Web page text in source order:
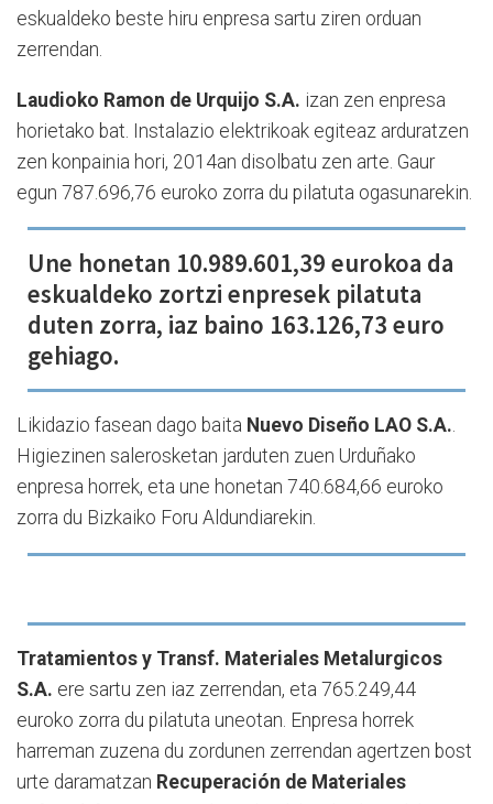
eskualdeko beste hiru enpresa sartu ziren orduan
zerrendan.
Laudioko Ramon de Urquijo S.A. izan zen enpresa
horietako bat. Instalazio elektrikoak egiteaz arduratzen
zen konpainia hori, 2014an disolbatu zen arte. Gaur
egun 787.696,76 euroko zorra du pilatuta ogasunarekin.
Une honetan 10.989.601,39 eurokoa da
eskualdeko zortzi enpresek pilatuta
duten zorra, iaz baino 163.126,73 euro
gehiago.
Likidazio fasean dago baita Nuevo Diseño LAO S.A..
Higiezinen salerosketan jarduten zuen Urduñako
enpresa horrek, eta une honetan 740.684,66 euroko
zorra du Bizkaiko Foru Aldundiarekin.
Tratamientos y Transf. Materiales Metalurgicos
S.A. ere sartu zen iaz zerrendan, eta 765.249,44
euroko zorra du pilatuta uneotan. Enpresa horrek
harreman zuzena du zordunen zerrendan agertzen bost
urte daramatzan Recuperación de Materiales